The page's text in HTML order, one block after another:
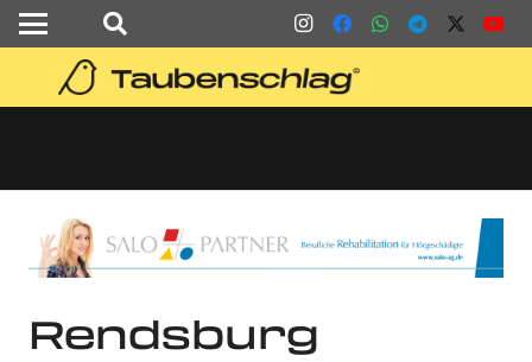
Rendsburg